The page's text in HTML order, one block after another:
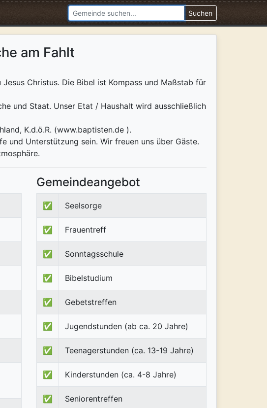
Suchen
am Fahlt
Christus. Die Bibel ist Kompass und Maßstab für
und Staat. Unser Etat / Haushalt wird ausschließlich
K.d.ö.R. (www.baptisten.de ).
und Unterstützung sein. Wir freuen uns über Gäste.
Gemeindeangebot
✅ Seelsorge
✅ Frauentreff
✅ Sonntagsschule
✅ Bibelstudium
✅ Gebetstreffen
✅ Jugendstunden (ab ca. 20 Jahre)
✅ Teenagerstunden (ca. 13-19 Jahre)
✅ Kinderstunden (ca. 4-8 Jahre)
✅ Seniorentreffen